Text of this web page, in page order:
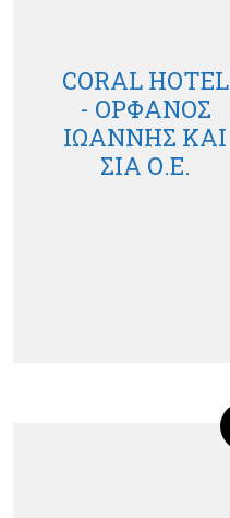
CORAL HOTEL
- ΟΡΦΑΝΟΣ
ΙΩΑΝΝΗΣ ΚΑΙ
ΣΙΑ Ο.Ε.